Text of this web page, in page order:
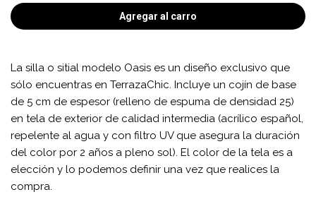
Agregar al carro
La silla o sitial modelo Oasis es un diseño exclusivo que
sólo encuentras en TerrazaChic. Incluye un cojín de base
de 5 cm de espesor (relleno de espuma de densidad 25)
en tela de exterior de calidad intermedia (acrílico español,
repelente al agua y con filtro UV que asegura la duración
del color por 2 años a pleno sol). El color de la tela es a
elección y lo podemos definir una vez que realices la
compra.